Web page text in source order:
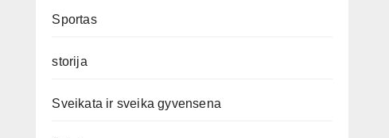
Sportas
storija
Sveikata ir sveika gyvensena